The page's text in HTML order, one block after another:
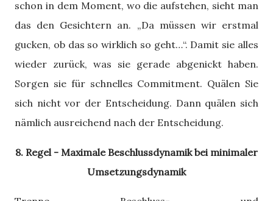
schon in dem Moment, wo die aufstehen, sieht man
das den Gesichtern an. „Da müssen wir erstmal
gucken, ob das so wirklich so geht…“. Damit sie alles
wieder zurück, was sie gerade abgenickt haben.
Sorgen sie für schnelles Commitment. Quälen Sie
sich nicht vor der Entscheidung. Dann quälen sich
nämlich ausreichend nach der Entscheidung.
8. Regel - Maximale Beschlussdynamik bei minimaler
Umsetzungsdynamik